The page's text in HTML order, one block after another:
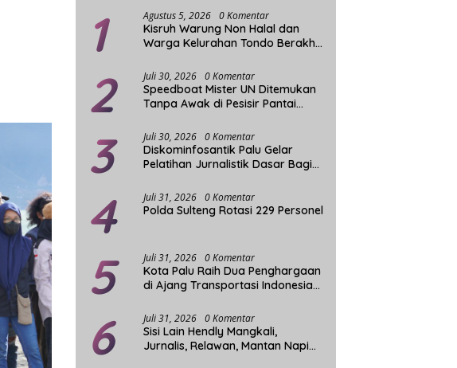
1 Agustus 5, 2026 0 Komentar
Kisruh Warung Non Halal dan
Warga Kelurahan Tondo Berakhir
2 Juli 30, 2026 0 Komentar
Speedboat Mister UN Ditemukan
Tanpa Awak di Pesisir Pantai
3 Juli 30, 2026 0 Komentar
Diskominfosantik Palu Gelar
Pelatihan Jurnalistik Dasar Bagi
4 Juli 31, 2026 0 Komentar
Polda Sulteng Rotasi 229 Personel
5 Juli 31, 2026 0 Komentar
Kota Palu Raih Dua Penghargaan
di Ajang Transportasi Indonesia
6 Juli 31, 2026 0 Komentar
Sisi Lain Hendly Mangkali,
Jurnalis, Relawan, Mantan Napi